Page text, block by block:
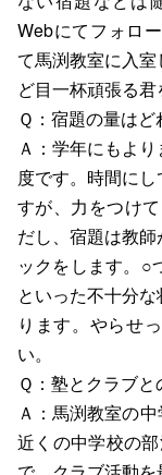
Webにてフォロ
て馬渕教室に入
ど目一杯頑張る君
Ｑ：宿題の量は
Ａ：学年にもよ
度です。時間に
すが、力をつけ
だし、宿題は教
ックをします。○
といった不十分
ります。やらせ
い。
Ｑ：塾とクラブ
Ａ：馬渕教室の
近くの中学校の